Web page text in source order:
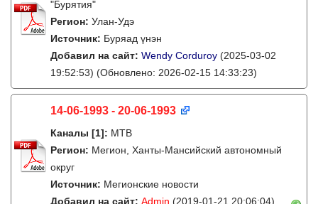
"Бурятия"
Регион: Улан-Удэ
Источник: Буряад үнэн
Добавил на сайт: Wendy Corduroy (2025-03-02
19:52:53) (Обновлено: 2026-02-15 14:33:23)
14-06-1993 - 20-06-1993
Каналы [1]: МТВ
Регион: Мегион, Ханты-Мансийский автономный
округ
Источник: Мегионские новости
Добавил на сайт: Admin (2019-01-21 20:06:04)